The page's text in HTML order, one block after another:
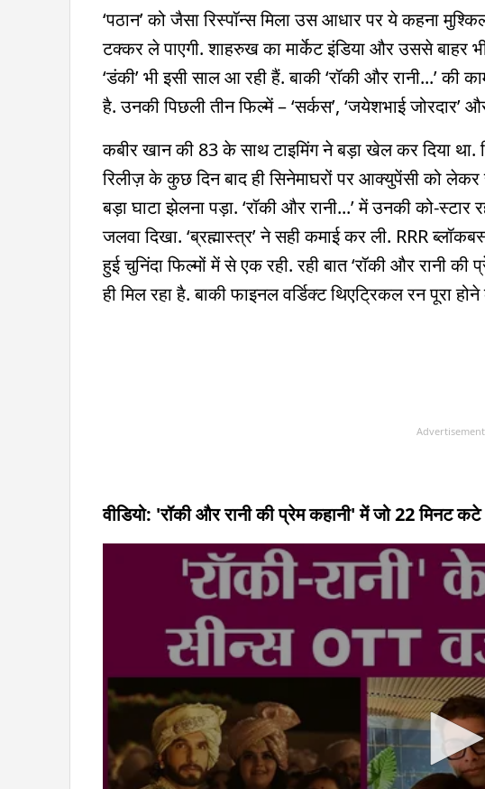
‘पठान’ को जैसा रिस्पॉन्स मिला उस आधार पर ये कहना
टक्कर ले पाएगी. शाहरुख का मार्केट इंडिया और उससे बाहर
‘डंकी’ भी इसी साल आ रही हैं. बाकी ‘रॉकी और रानी...’ की
है. उनकी पिछली तीन फिल्में – ‘सर्कस’, ‘जयेशभाई जोरदार’
कबीर खान की 83 के साथ टाइमिंग ने बड़ा खेल कर दिया
रिलीज़ के कुछ दिन बाद ही सिनेमाघरों पर आक्युपेंसी को
बड़ा घाटा झेलना पड़ा. ‘रॉकी और रानी...’ में उनकी को-स्टार
जलवा दिखा. ‘ब्रह्मास्त्र’ ने सही कमाई कर ली. RRR
हुई चुनिंदा फिल्मों में से एक रही. रही बात ‘रॉकी और रानी
ही मिल रहा है. बाकी फाइनल वर्डिक्ट थिएट्रिकल रन
Advertisement
वीडियो: 'रॉकी और रानी की प्रेम कहानी' में जो 22 मिनट